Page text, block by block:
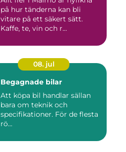
på hur tänderna kan bli
vitare på ett säkert sätt.
Kaffe, te, vin och r...
08. jul
Begagnade bilar
Att köpa bil handlar sällan
bara om teknik och
specifikationer. För de flesta
rö...